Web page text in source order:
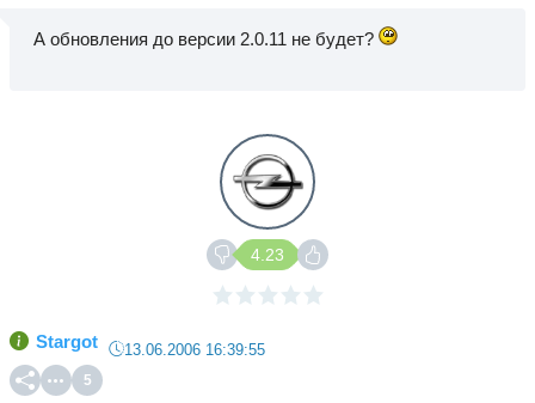
А обновления до версии 2.0.11 не будет?
4.23
Stargot 13.06.2006 16:39:55
5